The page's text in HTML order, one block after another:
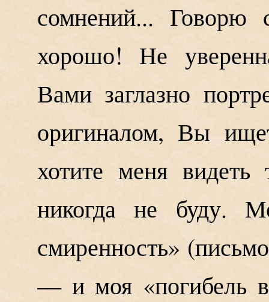
сомнений... Говорю
хорошо! Не
Вами заглазно
оригиналом, Вы
хотите меня
никогда не буду.
смиренность»
— и моя «погибель